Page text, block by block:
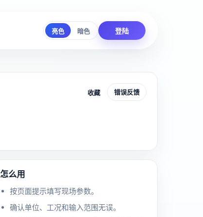
亮色 暗色 登陆
收藏 错误反馈
怎么用
按页面提示填写现场参数。
确认单位、工况和输入范围无误。